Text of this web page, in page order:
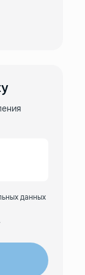
данных